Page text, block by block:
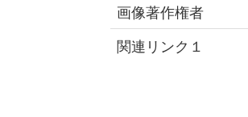
画像著作権者
関連リンク１